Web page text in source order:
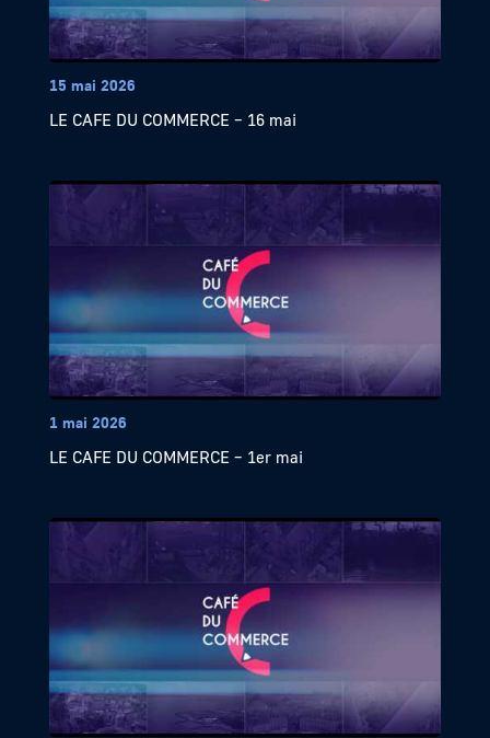
15 mai 2026
LE CAFE DU COMMERCE – 16 mai
1 mai 2026
LE CAFE DU COMMERCE – 1er mai